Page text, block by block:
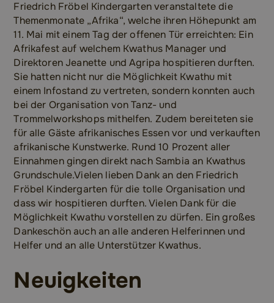
Friedrich Fröbel Kindergarten veranstaltete die
Themenmonate „Afrika“, welche ihren Höhepunkt am
11. Mai mit einem Tag der offenen Tür erreichten: Ein
Afrikafest auf welchem Kwathus Manager und
Direktoren Jeanette und Agripa hospitieren durften.
Sie hatten nicht nur die Möglichkeit Kwathu mit
einem Infostand zu vertreten, sondern konnten auch
bei der Organisation von Tanz- und
Trommelworkshops mithelfen. Zudem bereiteten sie
für alle Gäste afrikanisches Essen vor und verkauften
afrikanische Kunstwerke. Rund 10 Prozent aller
Einnahmen gingen direkt nach Sambia an Kwathus
Grundschule.Vielen lieben Dank an den Friedrich
Fröbel Kindergarten für die tolle Organisation und
dass wir hospitieren durften. Vielen Dank für die
Möglichkeit Kwathu vorstellen zu dürfen. Ein großes
Dankeschön auch an alle anderen Helferinnen und
Helfer und an alle Unterstützer Kwathus.
Neuigkeiten